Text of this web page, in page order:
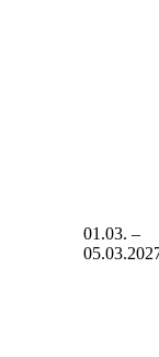
01.03. –